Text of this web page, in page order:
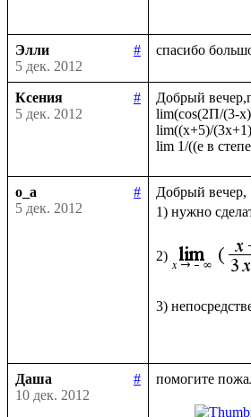
Элли
#
5 дек. 2012
Ксения
#
5 дек. 2012
Добрый
lim(cos(2П/(3-
lim((х+5)/
o_a
#
5 дек. 2012
Добрый вечер,
1) нужно
2)
3)
Даша
#
10 дек. 2012